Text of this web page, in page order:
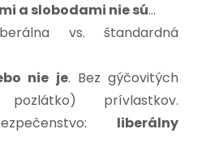
a slobodami nie sú…
vs. štandardná
nie je. Bez gýčovitých
prívlastkov.
liberálny